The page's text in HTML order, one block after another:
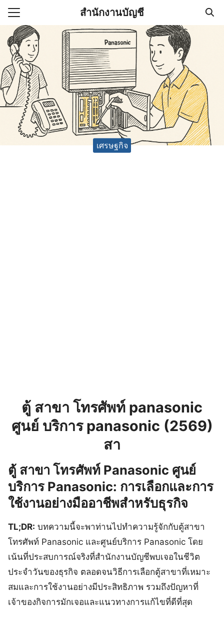
Skip
content
สำนักงานบัญชี
(ไม่มีชื่อ)
านบัญชี (Accounting
ช่วยสำคัญในการบริหาร
Search
for:
เศรษฐกิจ
ตู้ สาขา โทรศัพท์ panasonic
ศูนย์ บริการ panasonic (2569)
สา
ตู้ สาขา โทรศัพท์ Panasonic ศูนย์
บริการ Panasonic: การเลือกและการ
ใช้งานอย่างมืออาชีพสำหรับธุรกิจ
TL;DR: บทความนี้จะพาท่านไปทำความรู้จักกับตู้สาขา
โทรศัพท์ Panasonic และศูนย์บริการ Panasonic โดย
เน้นที่ประสบการณ์จริงที่สำนักงานบัญชีพบเจอในชีวิต
ประจำวันของธุรกิจ ตลอดจนวิธีการเลือกตู้สาขาที่เหมาะ
สมและการใช้งานอย่างมีประสิทธิภาพ รวมถึงปัญหาที่
เจ้าของกิจการมักเจอและแนวทางการแก้ไขที่ดีที่สุด